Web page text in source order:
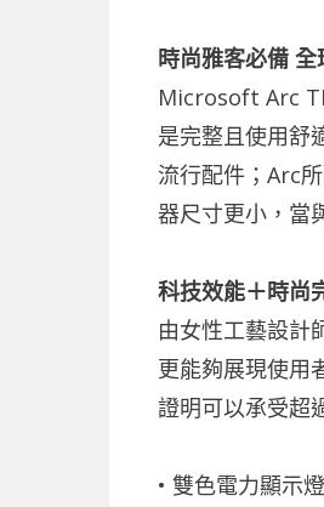
時尚雅客必備
Microsoft Arc
是完整且使用舒
流行配件；Arc
器尺寸更小，當
科技效能＋時
由女性工藝設計
更能夠展現使用
證明可以承受超
• 雙色電力顯示